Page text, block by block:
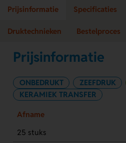
Prijsinformatie Specificaties
Druktechnieken Bestelproces
Prijsinformatie
ONBEDRUKT ZEEFDRUK
KERAMIEK TRANSFER
Afname
25 stuks